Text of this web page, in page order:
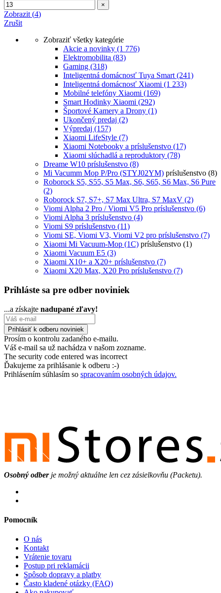
×
Zobrazit (4)
Zrušit
Zobraziť všetky kategórie
Akcie a novinky (1 776)
Elektromobilita (83)
Gaming (318)
Inteligentná domácnosť Tuya Smart (241)
Inteligentná domácnosť Xiaomi (1 233)
Mobilné telefóny Xiaomi (169)
Smart Hodinky Xiaomi (292)
Športové Kamery a Drony (1)
Ukončený predaj (2)
Výpredaj (157)
Xiaomi LifeStyle (7)
Xiaomi Notebooky a príslušenstvo (17)
Xiaomi slúchadlá a reproduktory (78)
Dreame W10 príslušenstvo (8)
Mi Vacumm Mop P/Pro (STYJ02YM) príslušenstvo (8)
Roborock S5, S55, S5 Max, S6, S65, S6 Max, S6 Pure
(2)
Roborock S7, S7+, S7 Max Ultra, S7 MaxV (2)
Viomi Alpha 2 Pro / Viomi V5 Pro príslušenstvo (6)
Viomi Alpha 3 príslušenstvo (4)
Viomi S9 príslušenstvo (11)
Viomi SE, Viomi V3, Viomi V2 pro príslušenstvo (7)
Xiaomi Mi Vacuum-Mop (1C) príslušenstvo (1)
Xiaomi Vacuum E5 (3)
Xiaomi X10+ a X20+ príslušenstvo (7)
Xiaomi X20 Max, X20 Pro príslušenstvo (7)
Prihláste sa pre odber noviniek
...a získajte nadupané zľavy!
Prosím o kontrolu zadaného e-mailu.
Váš e-mail sa už nachádza v našom zozname.
The security code entered was incorrect
Ďakujeme za prihlásanie k odberu :-)
Prihlásením súhlasím so spracovaním osobných údajov.
Osobný odberje možný aktuálne len cez zásielkovňu (Packetu).
Pomocník
O nás
Kontakt
Vrátenie tovaru
Postup pri reklamácii
Spôsob dopravy a platby
Často kladené otázky (FAQ)